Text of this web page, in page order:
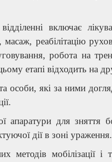
включає
реабілітацію
робота на
етапі відходить на
особи, які за ними
апаратури для зняття
дії в зоні ураження.
мобілізації і